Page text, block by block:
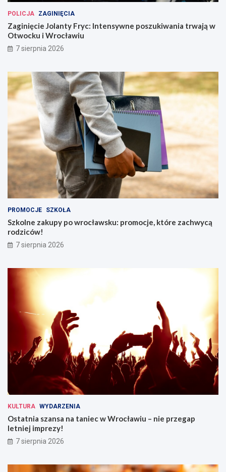
POLICJA ZAGINIĘCIA
Zaginięcie Jolanty Fryc: Intensywne poszukiwania trwają w
Otwocku i Wrocławiu
7 sierpnia 2026
PROMOCJE SZKOŁA
Szkolne zakupy po wrocławsku: promocje, które zachwycą
rodziców!
7 sierpnia 2026
KULTURA WYDARZENIA
Ostatnia szansa na taniec w Wrocławiu – nie przegap
letniej imprezy!
7 sierpnia 2026